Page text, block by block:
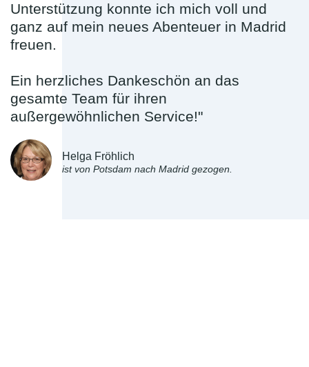
Unterstützung konnte ich mich voll und
ganz auf mein neues Abenteuer in Madrid
freuen.
Ein herzliches Dankeschön an das
gesamte Team für ihren
außergewöhnlichen Service!"
Helga Fröhlich
ist von Potsdam nach Madrid gezogen.